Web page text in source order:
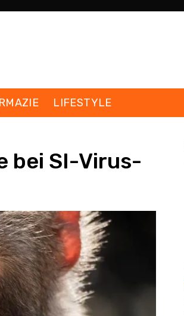
LIFESTYLE
bei SI-Virus-